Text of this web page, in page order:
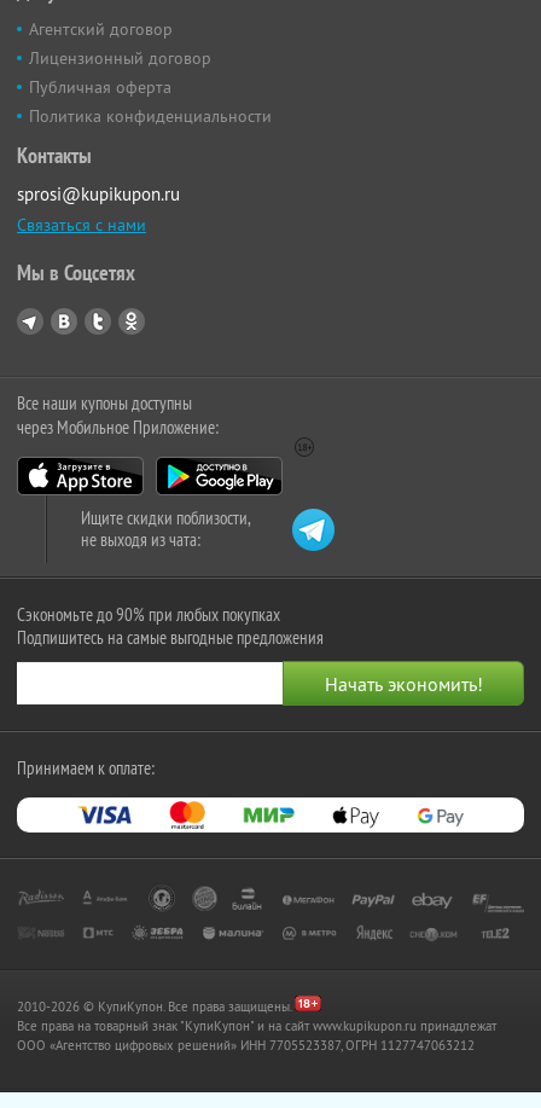
Агентский договор
Лицензионный договор
Публичная оферта
Политика конфиденциальности
Контакты
sprosi@kupikupon.ru
Связаться с нами
Мы в Соцсетях
Все наши купоны доступны
через Мобильное Приложение:
Ищите скидки поблизости,
не выходя из чата:
Сэкономьте до 90% при любых покупках
Подпишитесь на самые выгодные предложения
Принимаем к оплате:
2010-2026 © КупиКупон. Все права защищены.
Все права на товарный знак "КупиКупон" и на сайт www.kupikupon.ru принадлежат
OOO «Агентство цифровых решений» ИНН 7705523387, ОГРН 1127747063212